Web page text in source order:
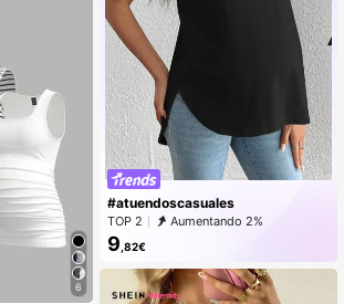
6
#atuendoscasuales
TOP 2 Aumentando 2%
9 ,82€